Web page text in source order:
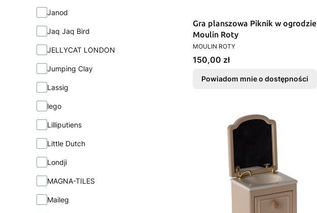
Janod
Jaq Jaq Bird
JELLYCAT LONDON
Jumping Clay
Lassig
lego
Lilliputiens
Little Dutch
Londji
MAGNA-TILES
Maileg
Gra planszowa Piknik w ogrodzie
Moulin Roty
PRODUCENT
MOULIN ROTY
Cena
150,00 zł
Powiadom mnie o dostępności